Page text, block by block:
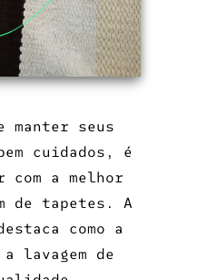
manter seus
cuidados, é
com a melhor
de tapetes . A
como a
lavagem de